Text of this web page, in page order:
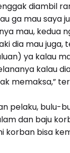
diambil
ga mau saya
mau, kedua
dia mau juga,
ya kalau
kalau
memaksa,”
pelaku, bulu-
dan baju
korban bisa